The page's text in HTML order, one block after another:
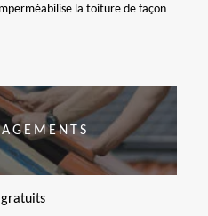
la toiture de façon